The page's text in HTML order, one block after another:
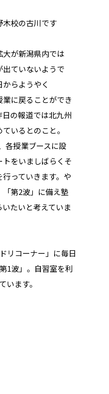
校の古川です
が新潟県内では
ていないようで
らようやく
業に戻ることができ
の報道では北九州
いるとのこと。
各授業ブースに設
をいましばらくそ
っていきます。や
第2波」に備え塾
たいと考えていま
リコーナー」に毎日
1波」。自習室を利
います。